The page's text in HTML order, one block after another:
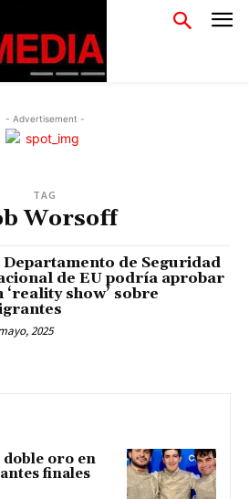
- Advertisement -
TAG
Worsoff
Departamento de Seguridad
de EU podría aprobar
‘reality show’ sobre
2025
oro en
finales